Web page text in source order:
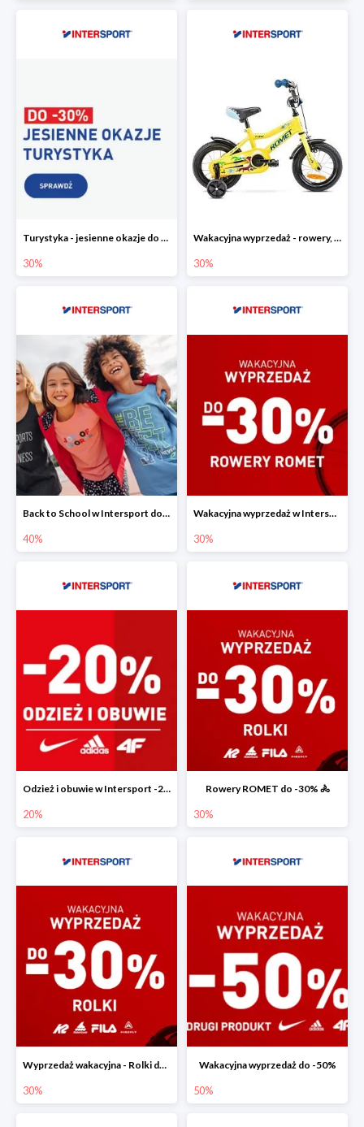
Turystyka - jesienne okazje do -30%
30%
Wakacyjna wyprzedaż - rowery, odzież i akcesoria rowerowe w Intersport do -30%
30%
Back to School w Intersport do -40%
40%
Wakacyjna wyprzedaż w Intersport - rowery Romet do -30%
30%
Odzież i obuwie w Intersport -20%
20%
Rowery ROMET do -30% 🚴
30%
Wyprzedaż wakacyjna - Rolki do -30%
30%
Wakacyjna wyprzedaż do -50%
50%